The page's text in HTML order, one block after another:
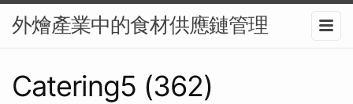
外燴產業中的食材供應鏈管理
Catering5 (362)